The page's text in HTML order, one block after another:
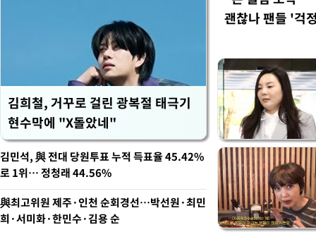
김희철, 거꾸로 걸린 광복절 태극기
현수막에 "X돌았네"
괜찮나 팬들 '걱
김민석, 與 전대 당원투표 누적 득표율 45.42%
로 1위… 정청래 44.56%
與최고위원 제주·인천 순회경선…박선원·최민
희·서미화·한민수·김용 순